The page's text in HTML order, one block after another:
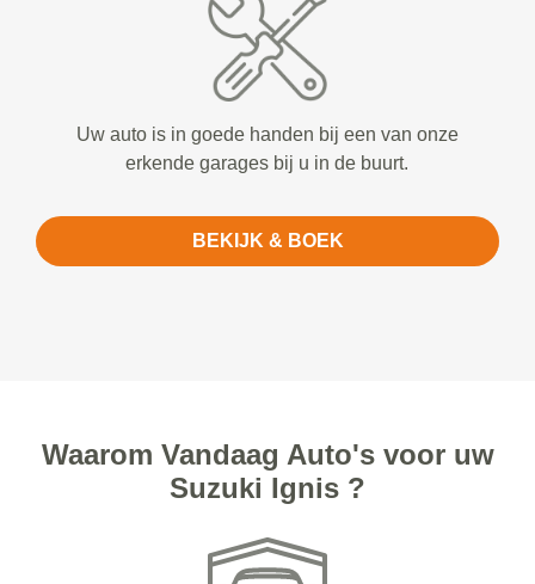
Uw auto is in goede handen bij een van onze
erkende garages bij u in de buurt.
BEKIJK & BOEK
Waarom Vandaag Auto's voor uw
Suzuki Ignis ?